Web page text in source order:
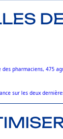
des pharmaciens, 475
sur les deux